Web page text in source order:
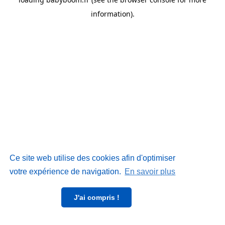
Ce site web utilise des cookies afin d'optimiser
votre expérience de navigation. En savoir plus
J'ai compris !
information).